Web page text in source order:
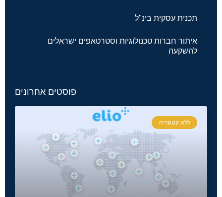
תכנית עסקית בינ"ל
איתור חברות טכנולוגיות וסטרטאפים ישראלים
להשקעה
פוסטים אחרונים
ללא קטגוריה